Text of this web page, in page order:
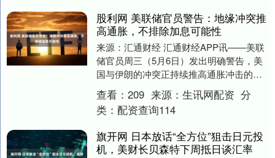
股利网 美联储官员警告：地缘冲突推
高通胀，不排除加息可能性
来源：汇通财经 汇通财经APP讯——美联
储官员周三（5月6日）发出明确警告，美
国与伊朗的冲突正持续推高通胀冲击的风
险。油价长期维持高位、全球供应链扰动
加剧以及工....
查看： 209 来源： 生讯网配资 分
类： 配资查询114
旗开网 日本放话“全方位”狙击日元投
机，美财长贝森特下周抵日谈汇率